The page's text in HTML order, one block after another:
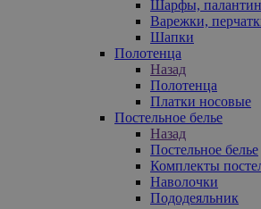
Шарфы,
Варежки,
Шапки
Полотенца
Назад
Полотенца
Платки носовые
Постельное белье
Назад
Постельное белье
Комплекты
Наволочки
Пододеяльник